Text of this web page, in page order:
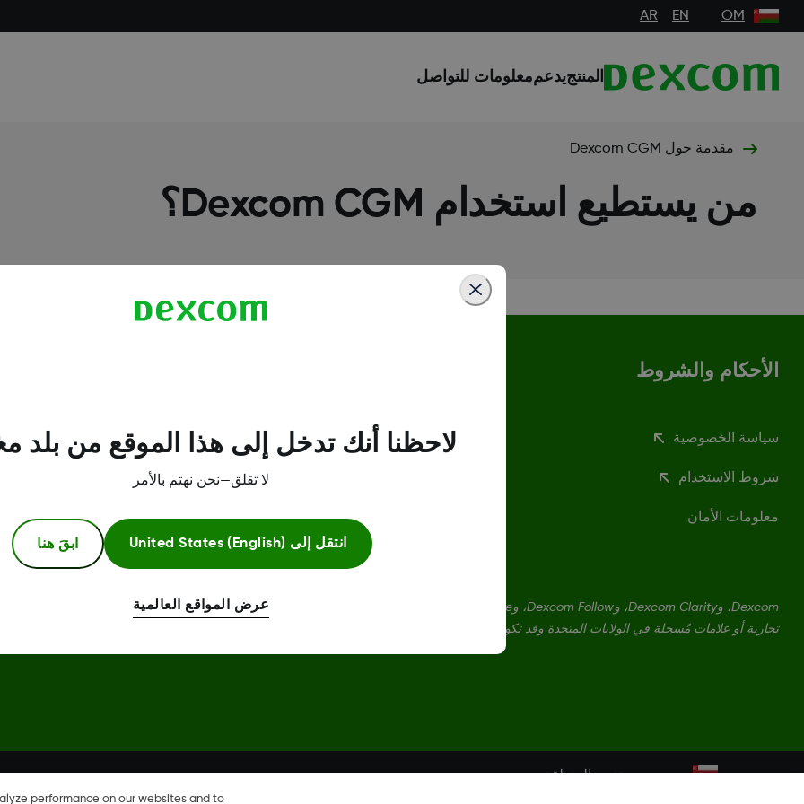
OM
EN
AR
المنتجيدعممعلومات للتواصل
مقدمة حول Dexcom CGM
من يستطيع استخدام Dexcom CGM؟
الأحكام والشروط
سياسة الخصوصية
شروط الاستخدام
معلومات الأمان
مركز الثقة
Dexcom، وDexcom Clarity، وDexcom Follow، وDexcom One، وDexcom Share، وShare هي علامات
تجارية أو علامات مُسجلة في الولايات المتحدة وقد تكون كذلك في بلدان أخرى.
تغيير المنطقة
performance on our websites and to
لاحظنا أنك تدخل إلى هذا الموقع من بلد
لا تقلق—نحن نهتم بالأمر
انتقل إلى United States (English) ابقَ هنا
عرض المواقع العالمية